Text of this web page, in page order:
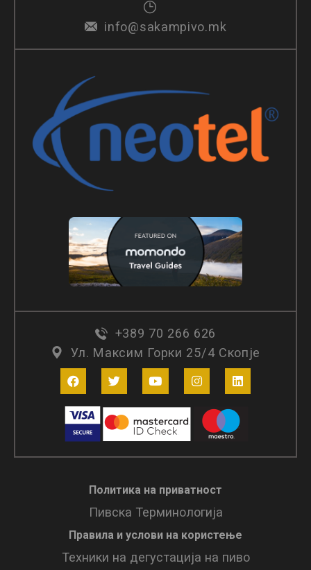
info@sakampivo.mk
+389 70 266 626
Ул. Максим Горки 25/4 Скопје
Политика на приватност
Пивска Терминологија
Правила и услови нa користење
Техники на дегустација на пиво